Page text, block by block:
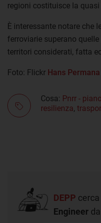
regioni costituisce la
È interessante notare che
ferroviarie superano
territori considerati, fatta
Foto: Flickr Hans Permana
Cosa: Pnrr -
resilienza,
DEPP
Engineer